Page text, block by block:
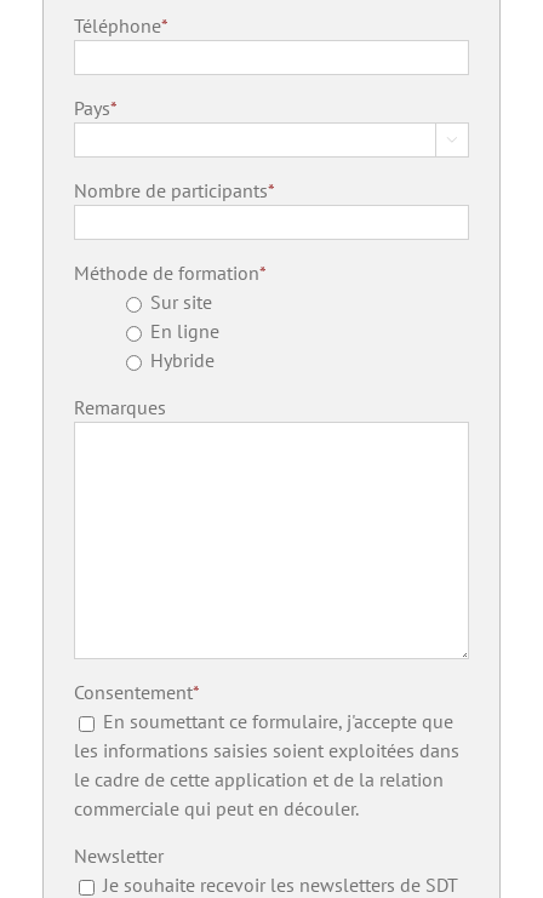
Téléphone*
Pays*

Nombre de participants*
Méthode de formation*
Sur site
En ligne
Hybride
Remarques
Consentement*
En soumettant ce formulaire, j'accepte que
les informations saisies soient exploitées dans
le cadre de cette application et de la relation
commerciale qui peut en découler.
Newsletter
Je souhaite recevoir les newsletters de SDT